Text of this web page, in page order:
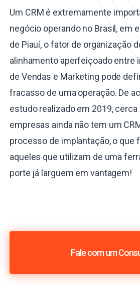
Um CRM é extremamente
negócio operando no Brasil, em
de Piauí, o fator de organização
alinhamento aperfeiçoado entre
de Vendas e Marketing pode
fracasso de uma operação. De
estudo realizado em 2019, cerca
empresas ainda não tem um
processo de implantação, o que
aqueles que utilizam de uma
porte já larguem em vantagem!
Fale com um